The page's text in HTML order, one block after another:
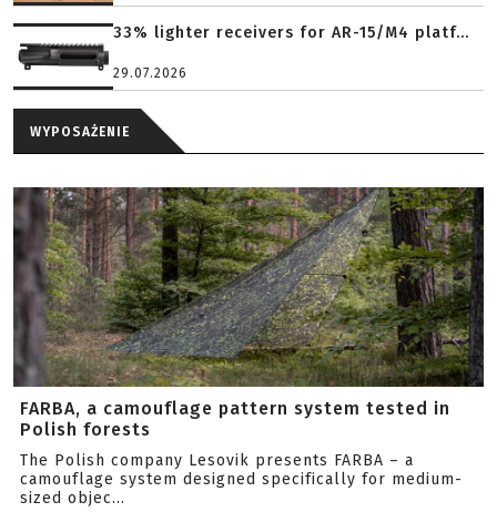
33% lighter receivers for AR-15/M4 platf...
29.07.2026
WYPOSAŻENIE
FARBA, a camouflage pattern system tested in
Polish forests
The Polish company Lesovik presents FARBA – a
camouflage system designed specifically for medium-
sized objec...